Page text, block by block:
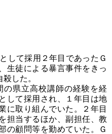
して採用２年目であったＧ
生徒による暴言事件をきっ
した。
県立高校講師の経験を経
して採用され、１年目は地
に取り組んでいた。２年目
担当するほか、副担任、教
の顧問等を勤めていた。Ｇ